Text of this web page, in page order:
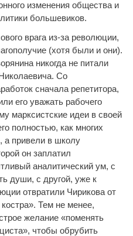
изменения общества и
большевиков.
врага из-за революции,
(хотя были и они).
никогда не питали
Со
сначала репетитора,
его уважать рабочего
марксистские идеи в своей
полностью, как многих
а привели в школу
он заплатил
аналитический ум, с
души, с другой, уже к
отвратили Чирикова от
Тем не менее,
желание «поменять
чтобы обрубить